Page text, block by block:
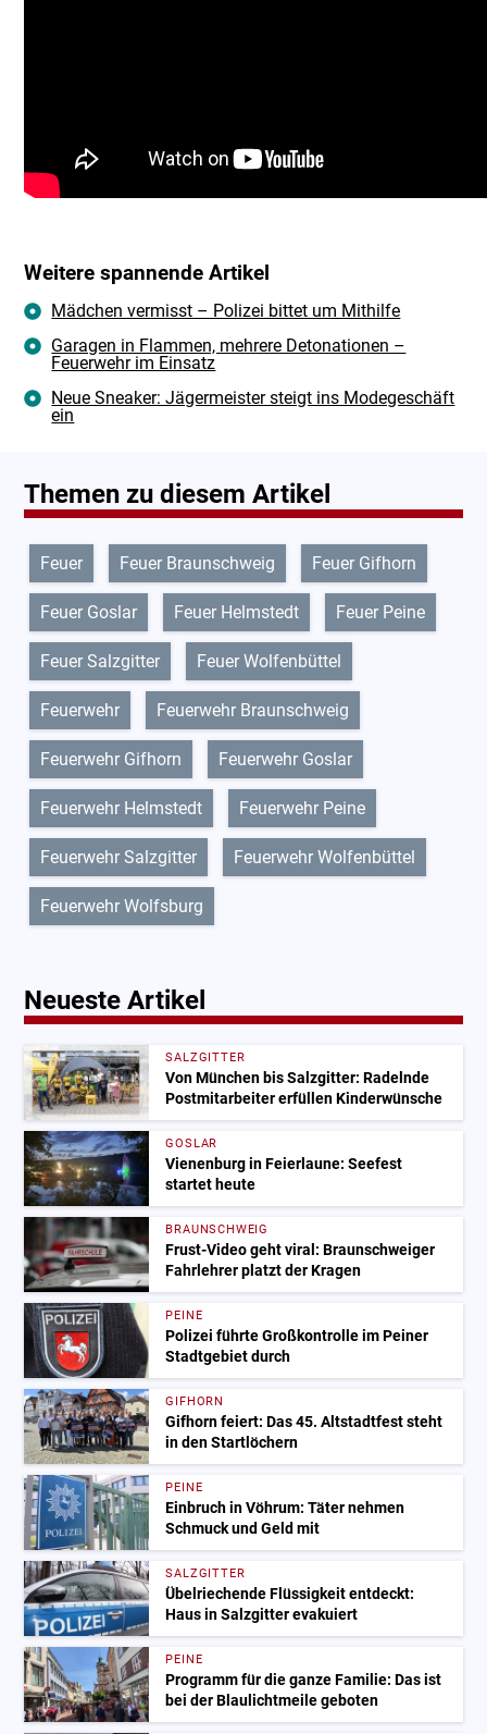
Weitere spannende Artikel
Mädchen vermisst – Polizei bittet um Mithilfe
Garagen in Flammen, mehrere Detonationen –
Feuerwehr im Einsatz
Neue Sneaker: Jägermeister steigt ins Modegeschäft
ein
Themen zu diesem Artikel
Feuer Feuer Braunschweig Feuer Gifhorn
Feuer Goslar Feuer Helmstedt Feuer Peine
Feuer Salzgitter Feuer Wolfenbüttel
Feuerwehr Feuerwehr Braunschweig
Feuerwehr Gifhorn Feuerwehr Goslar
Feuerwehr Helmstedt Feuerwehr Peine
Feuerwehr Salzgitter Feuerwehr Wolfenbüttel
Feuerwehr Wolfsburg
Neueste Artikel
SALZGITTER
Von München bis Salzgitter: Radelnde
Postmitarbeiter erfüllen Kinderwünsche
GOSLAR
Vienenburg in Feierlaune: Seefest
startet heute
BRAUNSCHWEIG
Frust-Video geht viral: Braunschweiger
Fahrlehrer platzt der Kragen
PEINE
Polizei führte Großkontrolle im Peiner
Stadtgebiet durch
GIFHORN
Gifhorn feiert: Das 45. Altstadtfest steht
in den Startlöchern
PEINE
Einbruch in Vöhrum: Täter nehmen
Schmuck und Geld mit
SALZGITTER
Übelriechende Flüssigkeit entdeckt:
Haus in Salzgitter evakuiert
PEINE
Programm für die ganze Familie: Das ist
bei der Blaulichtmeile geboten